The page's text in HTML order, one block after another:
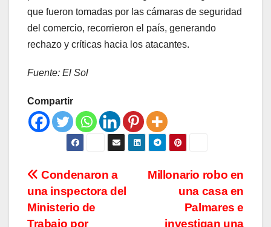
que fueron tomadas por las cámaras de seguridad
del comercio, recorrieron el país, generando
rechazo y críticas hacia los atacantes.
Fuente: El Sol
Compartir
Navegación
de
Millonario robo en
una casa en
Palmares e
investigan una
Condenaron a
una inspectora del
Ministerio de
Trabajo por